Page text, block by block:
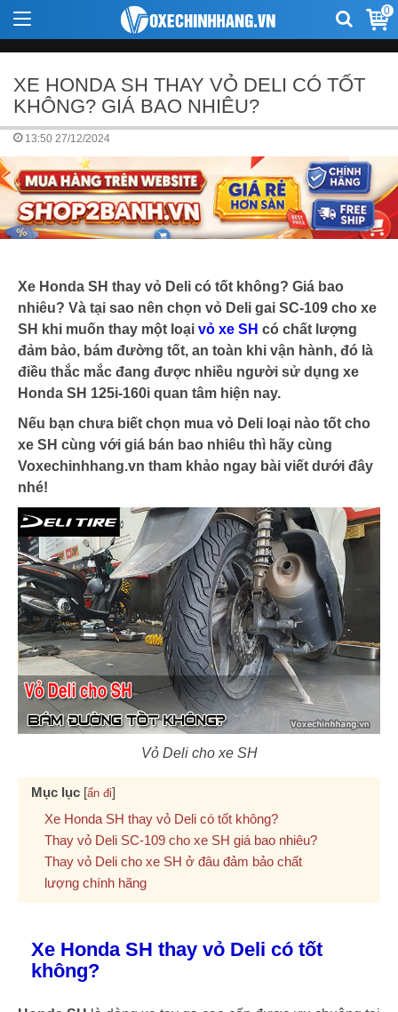
0
XE HONDA SH THAY VỎ DELI CÓ TỐT
KHÔNG? GIÁ BAO NHIÊU?
13:50 27/12/2024
Xe Honda SH thay vỏ Deli có tốt không? Giá bao
nhiêu? Và tại sao nên chọn vỏ Deli gai SC-109 cho xe
SH khi muốn thay một loại vỏ xe SH có chất lượng
đảm bảo, bám đường tốt, an toàn khi vận hành, đó là
điều thắc mắc đang được nhiều người sử dụng xe
Honda SH 125i-160i quan tâm hiện nay.
Nếu bạn chưa biết chọn mua vỏ Deli loại nào tốt cho
xe SH cùng với giá bán bao nhiêu thì hãy cùng
Voxechinhhang.vn tham khảo ngay bài viết dưới đây
nhé!
Vỏ Deli cho xe SH
Mục lục [ẩn đi]
Xe Honda SH thay vỏ Deli có tốt không?
Thay vỏ Deli SC-109 cho xe SH giá bao nhiêu?
Thay vỏ Deli cho xe SH ở đâu đảm bảo chất
lượng chính hãng
Xe Honda SH thay vỏ Deli có tốt
không?